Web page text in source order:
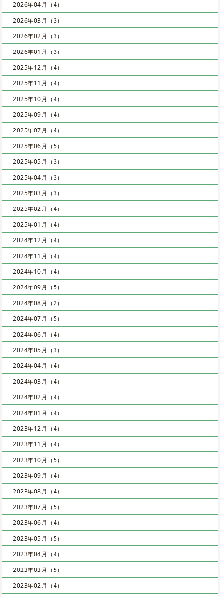
2026年04月（4）
2026年03月（3）
2026年02月（3）
2026年01月（3）
2025年12月（4）
2025年11月（4）
2025年10月（4）
2025年09月（4）
2025年07月（4）
2025年06月（5）
2025年05月（3）
2025年04月（3）
2025年03月（3）
2025年02月（4）
2025年01月（4）
2024年12月（4）
2024年11月（4）
2024年10月（4）
2024年09月（5）
2024年08月（2）
2024年07月（5）
2024年06月（4）
2024年05月（3）
2024年04月（4）
2024年03月（4）
2024年02月（4）
2024年01月（4）
2023年12月（4）
2023年11月（4）
2023年10月（5）
2023年09月（4）
2023年08月（4）
2023年07月（5）
2023年06月（4）
2023年05月（5）
2023年04月（4）
2023年03月（5）
2023年02月（4）